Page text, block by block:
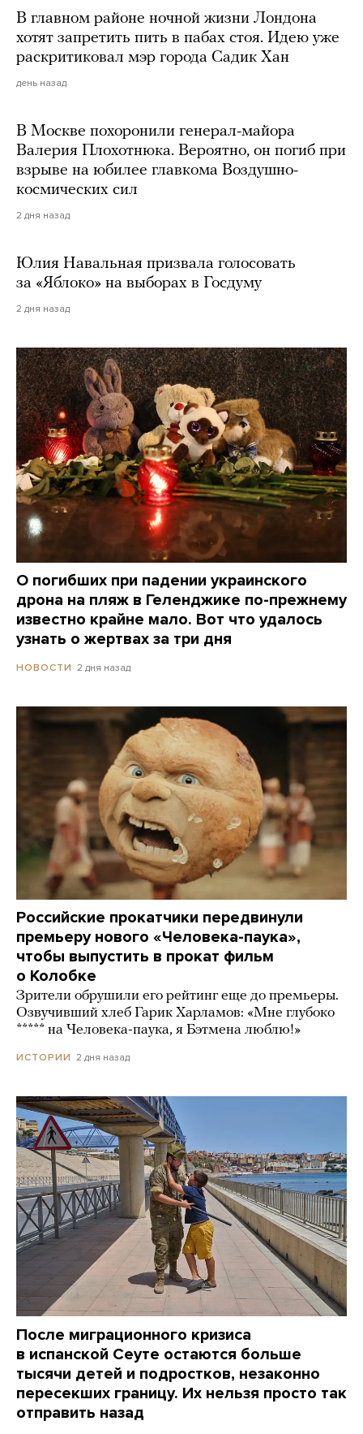
В главном районе ночной жизни Лондона
хотят запретить пить в пабах стоя. Идею уже
раскритиковал мэр города Садик Хан
день назад
В Москве похоронили генерал-майора
Валерия Плохотнюка. Вероятно, он погиб при
взрыве на юбилее главкома Воздушно-
космических сил
2 дня назад
Юлия Навальная призвала голосовать
за «Яблоко» на выборах в Госдуму
2 дня назад
О погибших при падении украинского
дрона на пляж в Геленджике по-прежнему
известно крайне мало. Вот что удалось
узнать о жертвах за три дня
НОВОСТИ 2 дня назад
Российские прокатчики передвинули
премьеру нового «Человека-паука»,
чтобы выпустить в прокат фильм
о Колобке
Зрители обрушили его рейтинг еще до премьеры.
Озвучивший хлеб Гарик Харламов: «Мне глубоко
***** на Человека-паука, я Бэтмена люблю!»
ИСТОРИИ 2 дня назад
После миграционного кризиса
в испанской Сеуте остаются больше
тысячи детей и подростков, незаконно
пересекших границу. Их нельзя просто так
отправить назад